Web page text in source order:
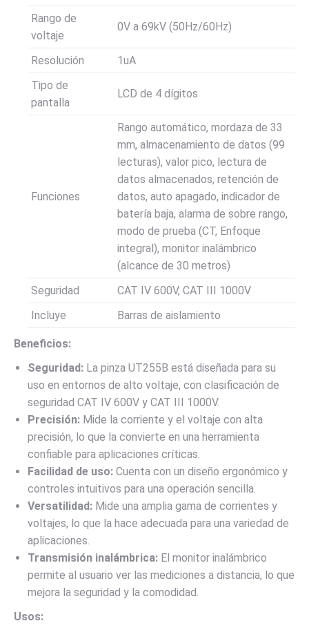
Rango de
voltaje
0V a 69kV (50Hz/60Hz)
Resolución
1uA
Tipo de
pantalla
LCD de 4 dígitos
Funciones
Rango automático, mordaza de 33
mm, almacenamiento de datos (99
lecturas), valor pico, lectura de
datos almacenados, retención de
datos, auto apagado, indicador de
batería baja, alarma de sobre rango,
modo de prueba (CT, Enfoque
integral), monitor inalámbrico
(alcance de 30 metros)
Seguridad
CAT IV 600V, CAT III 1000V
Incluye
Barras de aislamiento
Beneficios:
Seguridad: La pinza UT255B está diseñada para su
uso en entornos de alto voltaje, con clasificación de
seguridad CAT IV 600V y CAT III 1000V.
Precisión: Mide la corriente y el voltaje con alta
precisión, lo que la convierte en una herramienta
confiable para aplicaciones críticas.
Facilidad de uso: Cuenta con un diseño ergonómico y
controles intuitivos para una operación sencilla.
Versatilidad: Mide una amplia gama de corrientes y
voltajes, lo que la hace adecuada para una variedad de
aplicaciones.
Transmisión inalámbrica: El monitor inalámbrico
permite al usuario ver las mediciones a distancia, lo que
mejora la seguridad y la comodidad.
Usos: